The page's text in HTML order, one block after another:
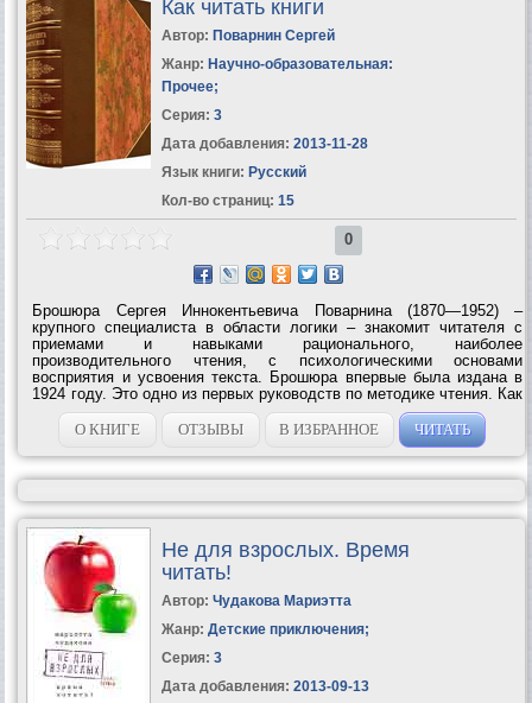
Как читать книги
Автор: Поварнин Сергей
Жанр: Научно-образовательная:
Прочее;
Серия: 3
Дата добавления: 2013-11-28
Язык книги: Русский
Кол-во страниц: 15
0
Брошюра Сергея Иннокентьевича Поварнина (1870—1952) –
крупного специалиста в области логики – знакомит читателя с
приемами и навыками рационального, наиболее
производительного чтения, с психологическими основами
восприятия и усвоения текста. Брошюра впервые была издана в
1924 году. Это одно из первых руководств по методике чтения. Как
писал C. И. Пoварнин в предисловии к изданию 1924 года, – это
«краткое введение в искусство чтения»....
О КНИГЕ ОТЗЫВЫ В ИЗБРАННОЕ ЧИТАТЬ
Не для взрослых. Время
читать!
Автор: Чудакова Мариэтта
Жанр: Детские приключения;
Серия: 3
Дата добавления: 2013-09-13